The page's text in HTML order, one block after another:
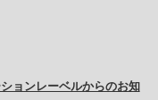
ョンレーベルからのお知